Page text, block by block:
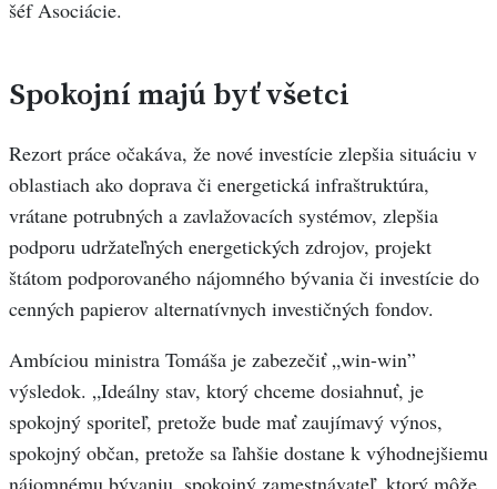
šéf Asociácie.
Spokojní majú byť všetci
Rezort práce očakáva, že nové investície zlepšia situáciu v
oblastiach ako doprava či energetická infraštruktúra,
vrátane potrubných a zavlažovacích systémov, zlepšia
podporu udržateľných energetických zdrojov, projekt
štátom podporovaného nájomného bývania či investície do
cenných papierov alternatívnych investičných fondov.
Ambíciou ministra Tomáša je zabezečiť „win-win”
výsledok. „Ideálny stav, ktorý chceme dosiahnuť, je
spokojný sporiteľ, pretože bude mať zaujímavý výnos,
spokojný občan, pretože sa ľahšie dostane k výhodnejšiemu
nájomnému bývaniu, spokojný zamestnávateľ, ktorý môže